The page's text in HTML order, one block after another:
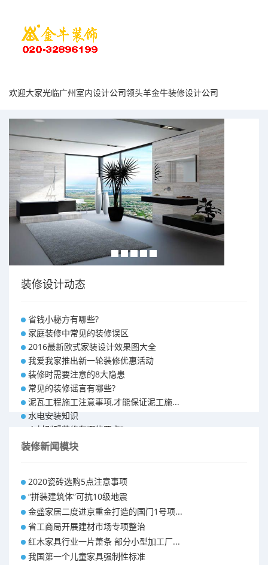
欢迎大家光临广州室内设计公司领头羊金牛装修设计公司
装修设计动态
省钱小秘方有哪些?
家庭装修中常见的装修误区
2016最新欧式家装设计效果图大全
我爱我家推出新一轮装修优惠活动
装修时需要注意的8大隐患
常见的装修谣言有哪些?
泥瓦工程施工注意事项,才能保证泥工施...
水电安装知识
乡村别墅装修有哪些要点?
别墅怎样装修之装修技巧
昆明110平米装修预算 装修报价清单
昆明100平米装修多少钱
装修新闻模块
2020瓷砖选购5点注意事项
“拼装建筑体”可抗10级地震
金盛家居二度进京重金打造的国门1号项...
省工商局开展建材市场专项整治
红木家具行业一片萧条 部分小型加工厂...
我国第一个儿童家具强制性标准